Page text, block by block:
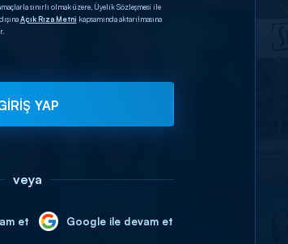
sınırlı olmak üzere, Üyelik Sözleşmesi ile
Açık Rıza Metni kapsamında aktarılmasına
YAP
veya
et Google ile devam et